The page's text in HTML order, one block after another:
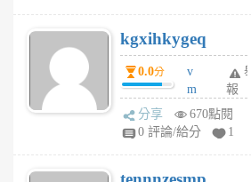
6
個
月
前
kgxihkygeq
0.0分
v
m
sg
sr
6
舉
報
分享
670點閱
0 評論/給分
1